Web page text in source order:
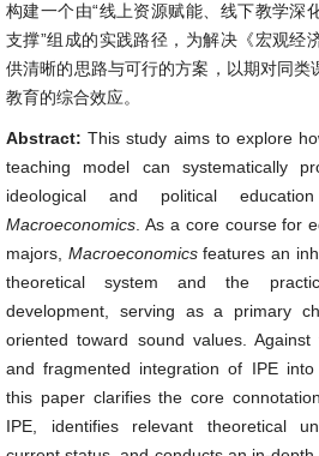
构建一个由“线上资源赋能、线下教学深
支撑”组成的实践路径，为解决《宏观经
供清晰的思路与可行的方案，以期对同
教育的综合效应。
Abstract:This study aims to explore
teaching model can systematically
ideological and political
Macroeconomics . As a core course for
majors, Macroeconomicsfeatures an
theoretical system and the
development, serving as a primary
oriented toward sound values.
and fragmented integration of IPE into
this paper clarifies the core
IPE, identifies relevant theoretical